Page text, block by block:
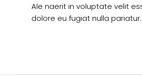
Ale naerit in voluptate velit
dolore eu fugiat nulla pariatur.